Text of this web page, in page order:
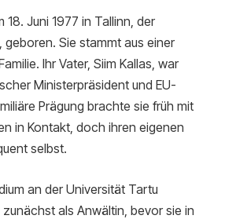
18. Juni 1977 in Tallinn, der
geboren. Sie stammt aus einer
Ihr Vater, Siim Kallas, war
Ministerpräsident und EU-
Prägung brachte sie früh mit
in Kontakt, doch ihren eigenen
selbst.
an der Universität Tartu
als Anwältin, bevor sie in